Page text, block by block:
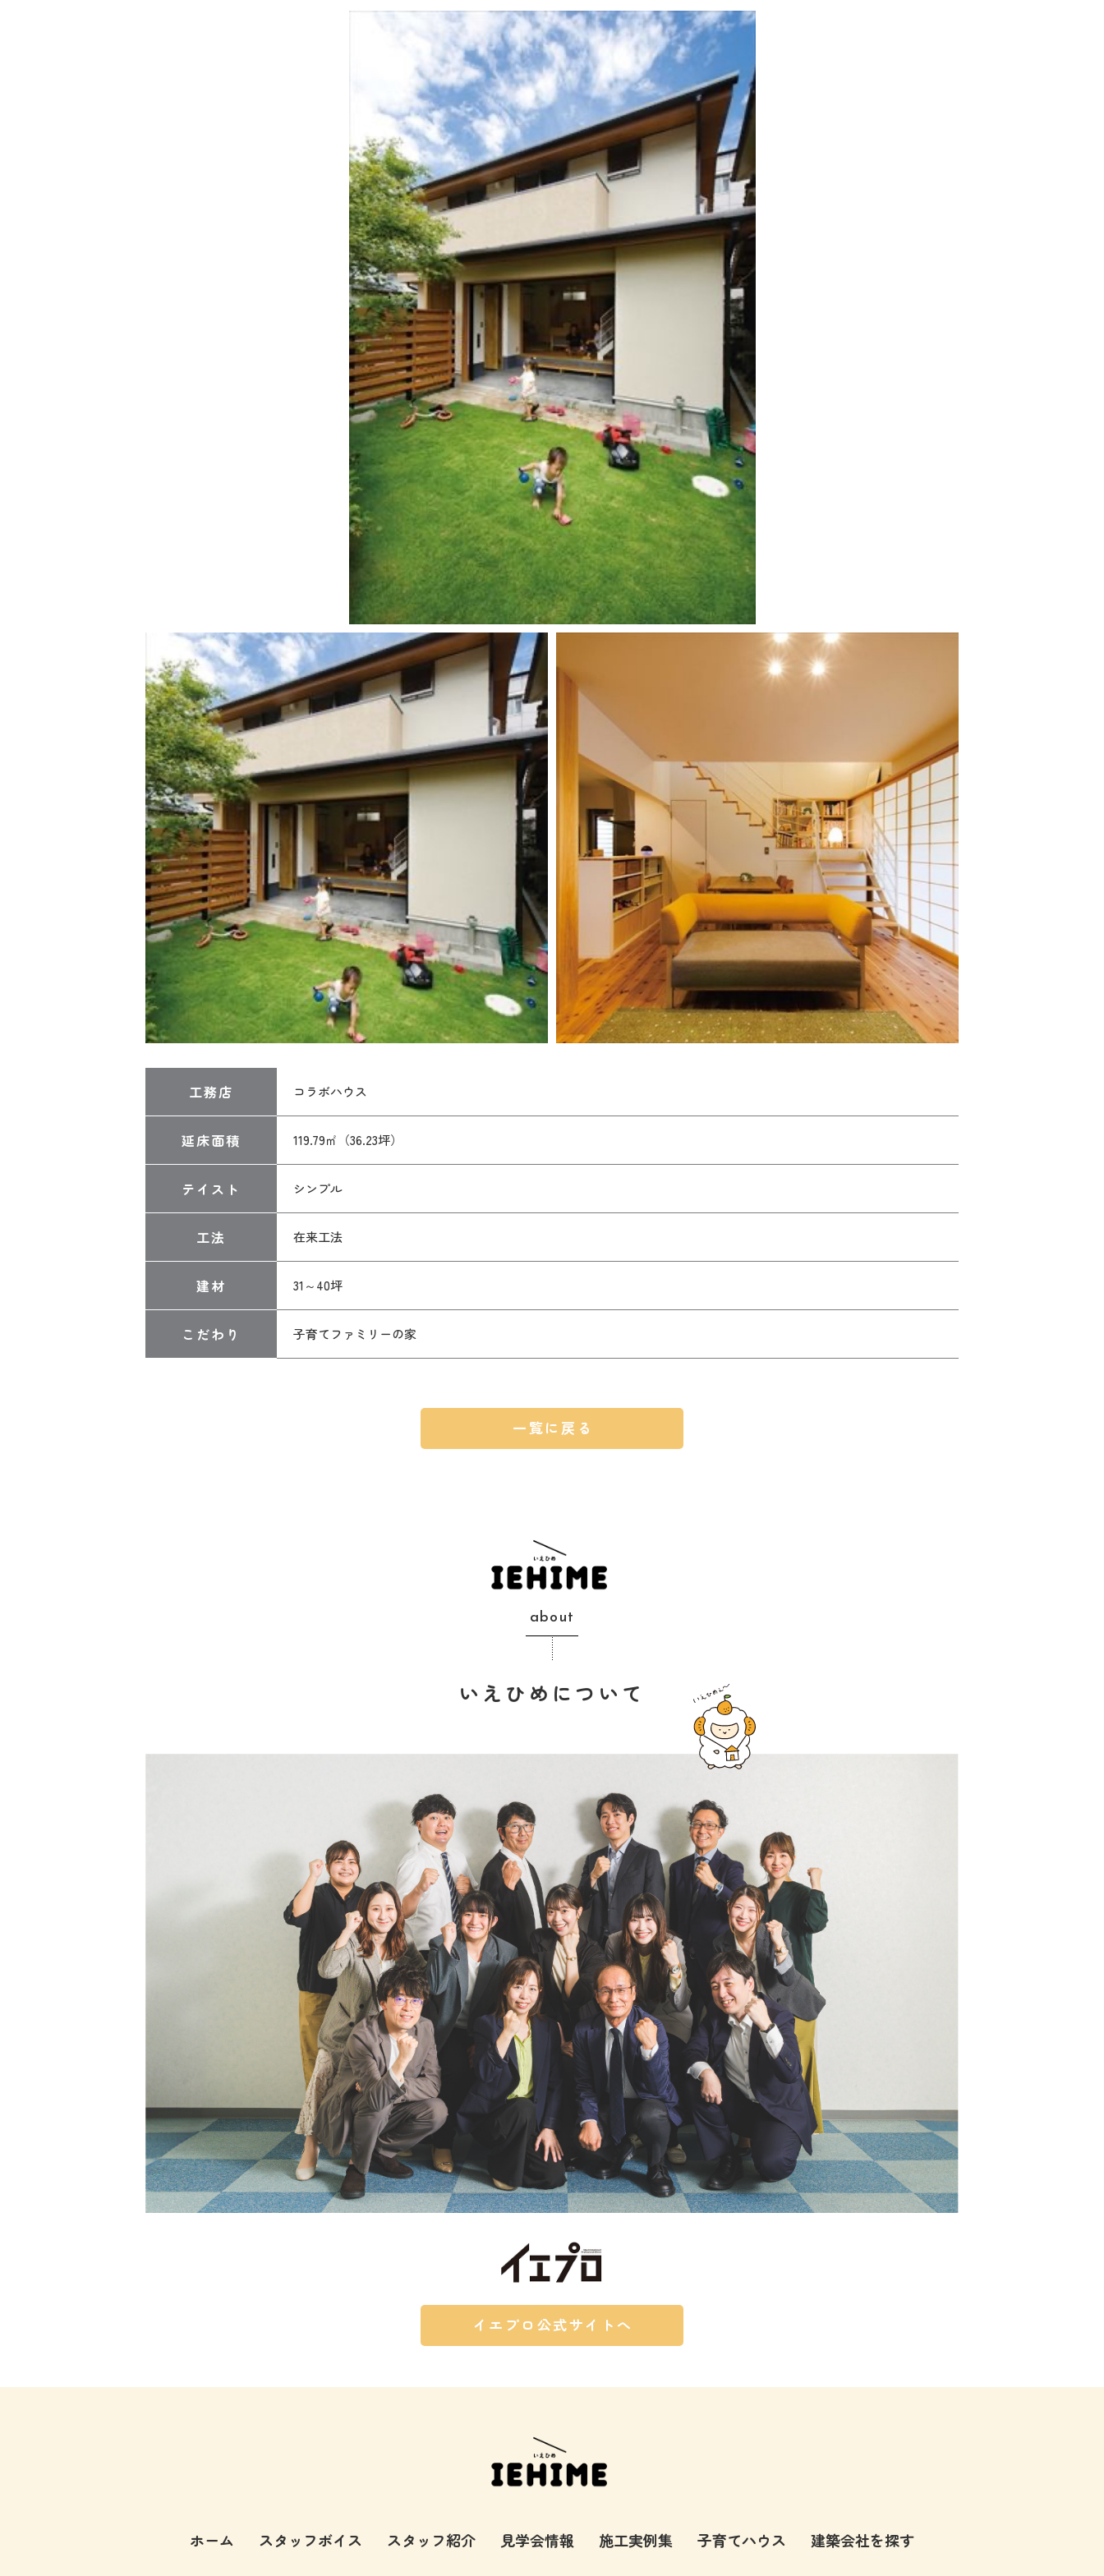
工務店 コラボハウス
延床面積 119.79㎡（36.23坪）
テイスト シンプル
工法 在来工法
建材 31～40坪
こだわり 子育てファミリーの家
一覧に戻る
about
いえひめについて
イエプロ公式サイトへ
ホーム スタッフボイス スタッフ紹介 見学会情報 施工実例集 子育てハウス 建築会社を探す